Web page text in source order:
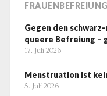
FRAUENBEFREIUNG
Gegen den
queere Befreiung –
17. Juli 2026
Menstruation ist
5. Juli 2026